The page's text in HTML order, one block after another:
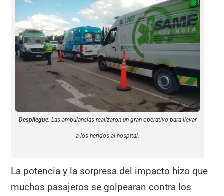
Despliegue. Las ambulancias realizaron un gran operativo para llevar
a los heridos al hospital.
La potencia y la sorpresa del impacto hizo que
muchos pasajeros se golpearan contra los